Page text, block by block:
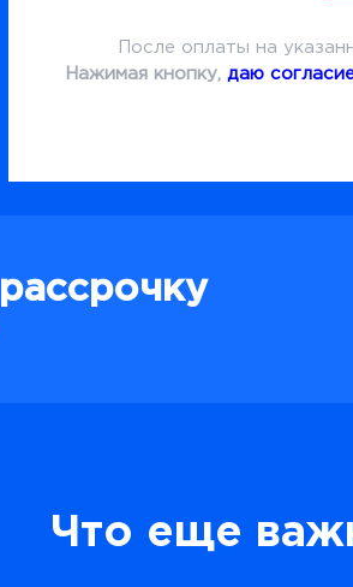
После оплаты на
Нажимая кнопку, даю
Что еще